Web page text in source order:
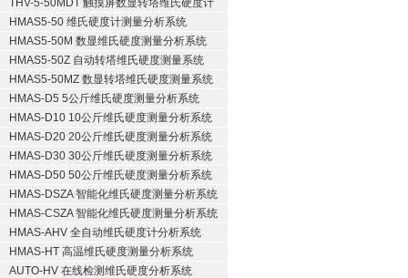
THV-5-50MDT 触摸屏数显转塔维氏硬度计
HMAS5-50 维氏硬度计测量分析系统
HMAS5-50M 数显维氏硬度测量分析系统
HMAS5-50Z 自动转塔维氏硬度测量系统
HMAS5-50MZ 数显转塔维氏硬度测量系统
HMAS-D5 5公斤维氏硬度测量分析系统
HMAS-D10 10公斤维氏硬度测量分析系统
HMAS-D20 20公斤维氏硬度测量分析系统
HMAS-D30 30公斤维氏硬度测量分析系统
HMAS-D50 50公斤维氏硬度测量分析系统
HMAS-DSZA 智能化维氏硬度测量分析系统
HMAS-CSZA 智能化维氏硬度测量分析系统
HMAS-AHV 全自动维氏硬度计分析系统
HMAS-HT 高温维氏硬度测量分析系统
AUTO-HV 在线检测维氏硬度分析系统